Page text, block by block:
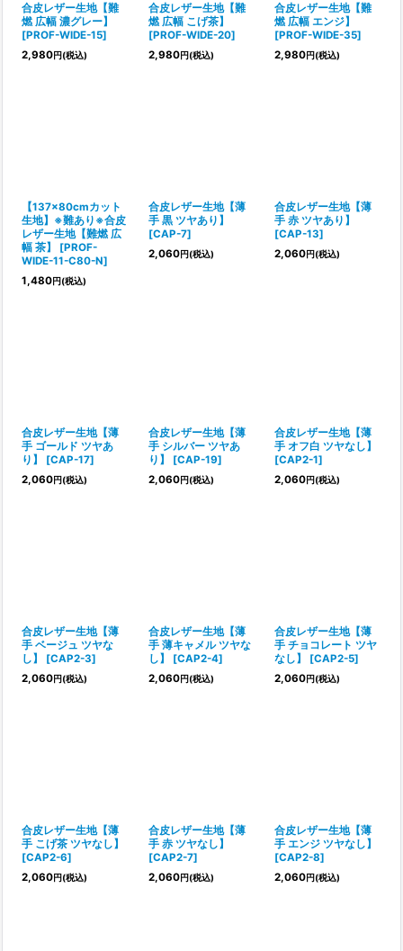
合皮レザー生地【難
燃 広幅 濃グレー】
[PROF-WIDE-15]
2,980円(税込)
合皮レザー生地【難
燃 広幅 こげ茶】
[PROF-WIDE-20]
2,980円(税込)
合皮レザー生地【難
燃 広幅 エンジ】
[PROF-WIDE-35]
2,980円(税込)
【137×80cmカット
生地】※難あり※合皮
レザー生地【難燃 広
幅 茶】
[PROF-
WIDE-11-C80-N]
1,480円(税込)
合皮レザー生地【薄
手 黒 ツヤあり】
[CAP-7]
2,060円(税込)
合皮レザー生地【薄
手 赤 ツヤあり】
[CAP-13]
2,060円(税込)
合皮レザー生地【薄
手 ゴールド ツヤあ
り】
[CAP-17]
2,060円(税込)
合皮レザー生地【薄
手 シルバー ツヤあ
り】
[CAP-19]
2,060円(税込)
合皮レザー生地【薄
手 オフ白 ツヤなし】
[CAP2-1]
2,060円(税込)
合皮レザー生地【薄
手 ベージュ ツヤな
し】
[CAP2-3]
2,060円(税込)
合皮レザー生地【薄
手 薄キャメル ツヤな
し】
[CAP2-4]
2,060円(税込)
合皮レザー生地【薄
手 チョコレート ツヤ
なし】
[CAP2-5]
2,060円(税込)
合皮レザー生地【薄
手 こげ茶 ツヤなし】
[CAP2-6]
2,060円(税込)
合皮レザー生地【薄
手 赤 ツヤなし】
[CAP2-7]
2,060円(税込)
合皮レザー生地【薄
手 エンジ ツヤなし】
[CAP2-8]
2,060円(税込)